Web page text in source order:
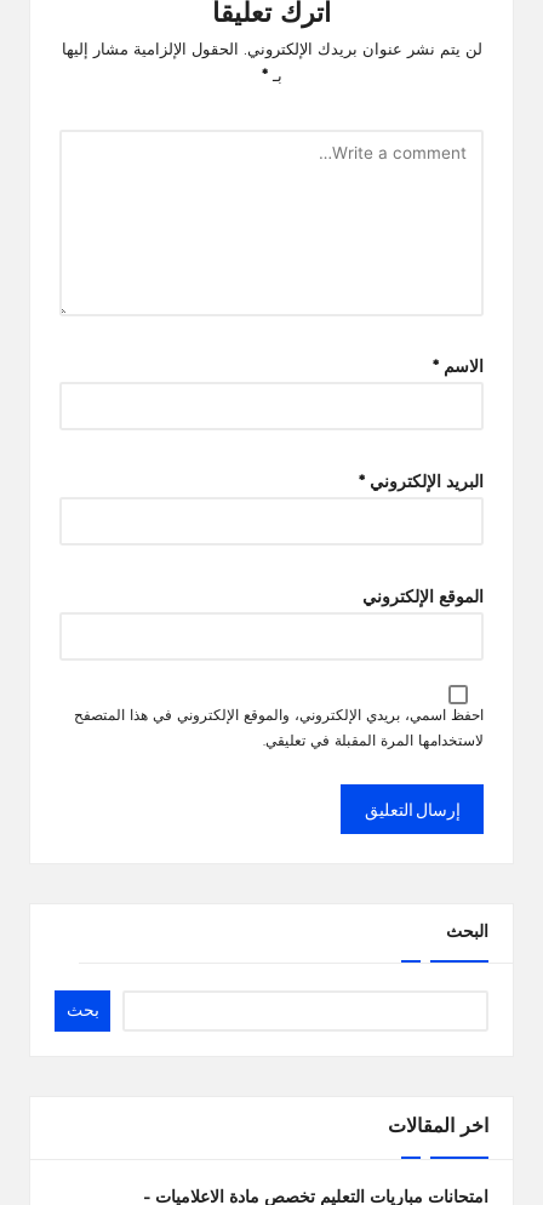
اترك تعليقاً
لن يتم نشر عنوان بريدك الإلكتروني.
الحقول الإلزامية مشار إليها
بـ*
الاسم *
البريد الإلكتروني *
الموقع الإلكتروني
احفظ اسمي، بريدي الإلكتروني، والموقع الإلكتروني في هذا المتصفح
لاستخدامها المرة المقبلة في تعليقي.
البحث
بحث
اخر المقالات
امتحانات مباريات التعليم تخصص مادة الاعلاميات –